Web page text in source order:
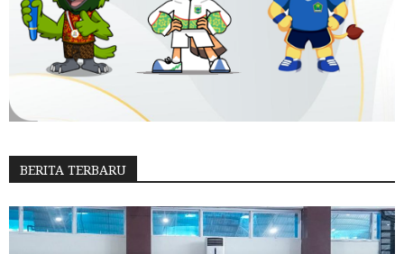
BERITA TERBARU